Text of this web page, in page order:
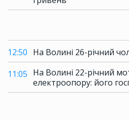
12:50 На Волині 26-річний
11:05 На Волині 22-річний
електроопору: його